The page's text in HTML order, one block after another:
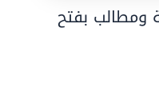
ومطالب بفتح